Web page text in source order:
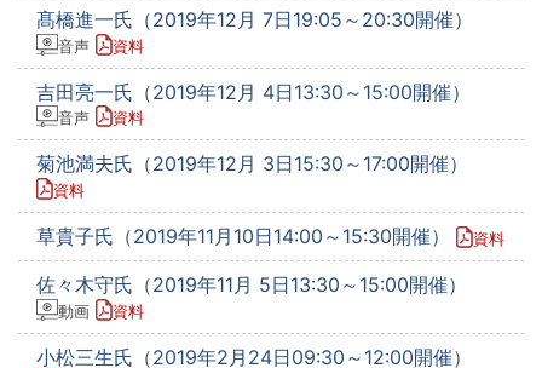
髙橋進一氏（2019年12月 7日19:05～20:30開催）
音声 資料
吉田亮一氏（2019年12月 4日13:30～15:00開催）
音声 資料
菊池満夫氏（2019年12月 3日15:30～17:00開催）
資料
草貴子氏（2019年11月10日14:00～15:30開催） 資料
佐々木守氏（2019年11月 5日13:30～15:00開催）
動画 資料
小松三生氏（2019年2月24日09:30～12:00開催）